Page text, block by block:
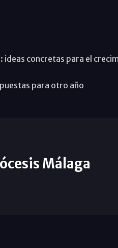
ideas concretas para el
para otro año
Málaga